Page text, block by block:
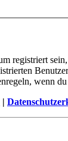
registriert
wenn
|